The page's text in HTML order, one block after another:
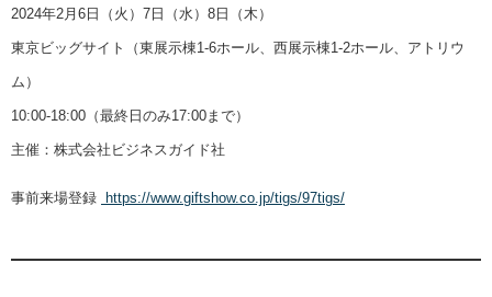
2024年2月6日（火）7日（水）8日（木）
東京ビッグサイト（東展示棟1-6ホール、西展示棟1-2ホール、アトリウ
ム）
10:00-18:00（最終日のみ17:00まで）
主催：株式会社ビジネスガイド社
事前来場登録 https://www.giftshow.co.jp/tigs/97tigs/